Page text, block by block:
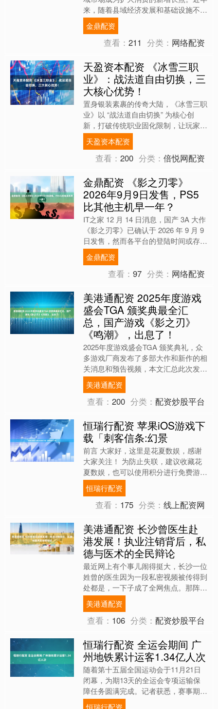
来，随着县域经济发展和基础设施不断
完善，县域消费加速崛起。 国家统计
局的数据显示，2025年....
金鼎配资
查看：211 分类： 网络配资
天盈资本配资 《冰雪三职
业》：战法道自由切换，三
大核心优势！
置身银装素裹的传奇大陆，《冰雪三职
业》以 “战法道自由切换” 为核心创
新，打破传统职业固化限制，让玩家在
极寒战场中实现 “一人三职” 的灵活作
战，无论是高效刷怪....
天盈资本配资
查看：200 分类：倍悦网配资
金鼎配资 《影之刃零》
2026年9月9日发售，PS5
比其他主机早一年？
IT之家 12 月 14 日消息，国产 3A 大作
《影之刃零》已确认于 2026 年 9 月 9
日发售，然而各平台的登陆时间或存在
差异。在 PlayStati....
金鼎配资
查看：97 分类： 网络配资
美港通配资 2025年度游戏
盛会TGA 颁奖典最全汇
总，国产游戏《影之刃》
《鸣潮》，出息了！
2025年度游戏盛会TGA 颁奖典礼，众
多游戏厂商发布了多部大作和新作的相
关消息和预告视频，本文汇总此次发布
会的各项最新游戏情报，一起来看看
吧！ 1、第一人称动....
美港通配资
查看：200 分类：配资炒股平台
恒瑞行配资 苹果iOS游戏下
载「刺客信条:幻景
前言 大家好，这里是花夏数娱，感谢
大家关注！ 为防止失联，建议收藏花
夏数娱，也可以使用积分进行免费游戏
兑换。 游戏信息 iPhone/iPad | 中文 |
2....
恒瑞行配资
查看： 175 分类：线上配资网
美港通配资 长沙曾医生赴
港发展！执业注销背后，私
德与医术的全民辩论
最近网上有个事儿闹得挺大，长沙一位
姓曾的医生因为一段私密视频被传得到
处都是，一下子成了全网焦点。那阵
子，朋友圈、微信群、微博热搜，几乎
哪儿都能看到讨论这事儿的人....
美港通配资
查看： 106 分类：配资炒股平台
恒瑞行配资 全运会期间 广
州地铁累计运客1.34亿人次
随着第十五届全国运动会于11月21日
闭幕，为期13天的全运会专项运输保
障任务圆满完成。记者获悉，赛事期
间，广州地铁安全运送乘客累计1.34亿
恒瑞行配资